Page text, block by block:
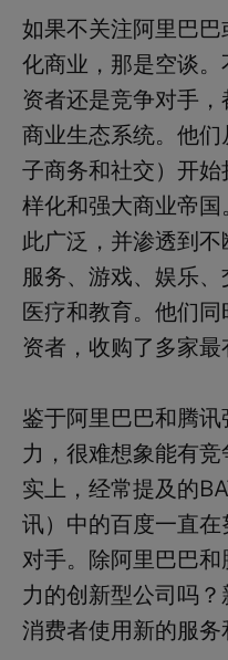
如果不关注阿里巴
化商业，那是空谈
资者还是竞争对手
商业生态系统。他
子商务和社交）开
样化和强大商业帝
此广泛，并渗透到
服务、游戏、娱乐、
医疗和教育。他们
资者，收购了多家最
鉴于阿里巴巴和腾
力，很难想象能有
实上，经常提及的
讯）中的百度一直
对手。除阿里巴巴
力的创新型公司吗
消费者使用新的服务